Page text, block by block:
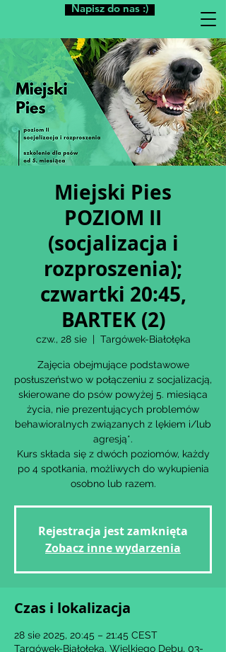
Napisz do nas :)
Miejski Pies
POZIOM II
(socjalizacja i
rozproszenia);
czwartki 20:45,
BARTEK (2)
czw., 28 sie
  |
Targówek-Białołęka
Zajęcia obejmujące podstawowe
posłuszeństwo w połączeniu z socjalizacją,
skierowane do psów powyżej 5. miesiąca
życia, nie prezentujących problemów
behawioralnych związanych z lękiem i/lub
agresją*.
Kurs składa się z dwóch poziomów, każdy
po 4 spotkania, możliwych do wykupienia
osobno lub razem.
Rejestracja jest zamknięta
Zobacz inne wydarzenia
Czas i lokalizacja
28 sie 2025, 20:45 – 21:45 CEST
Targówek-Białołęka, Wielkiego Dębu, 03-